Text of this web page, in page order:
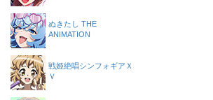
ぬきたし THE
ANIMATION
戦姫絶唱シンフォギアＸ
Ｖ